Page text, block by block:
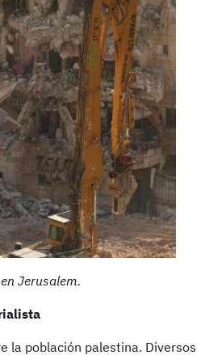
Jerusalem.
la población palestina. Diversos